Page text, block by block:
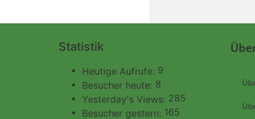
Statistik
Heutige Aufrufe: 9
Besucher heute: 8
Yesterday's Views: 285
Besucher gestern: 165